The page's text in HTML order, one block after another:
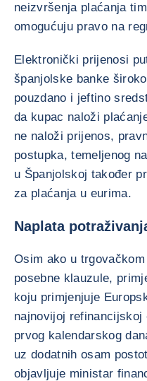
neizvršenja plaćanja
omogućuju pravo na
Elektronički prijenosi
španjolske banke
pouzdano i jeftino
da kupac naloži
ne naloži prijenos,
postupka, temeljenog
u Španjolskoj također
za plaćanja u eurima.
Naplata
Osim ako u
posebne klauzule,
koju primjenjuje
najnovijoj
prvog kalendarskog
uz dodatnih osam
objavljuje ministar